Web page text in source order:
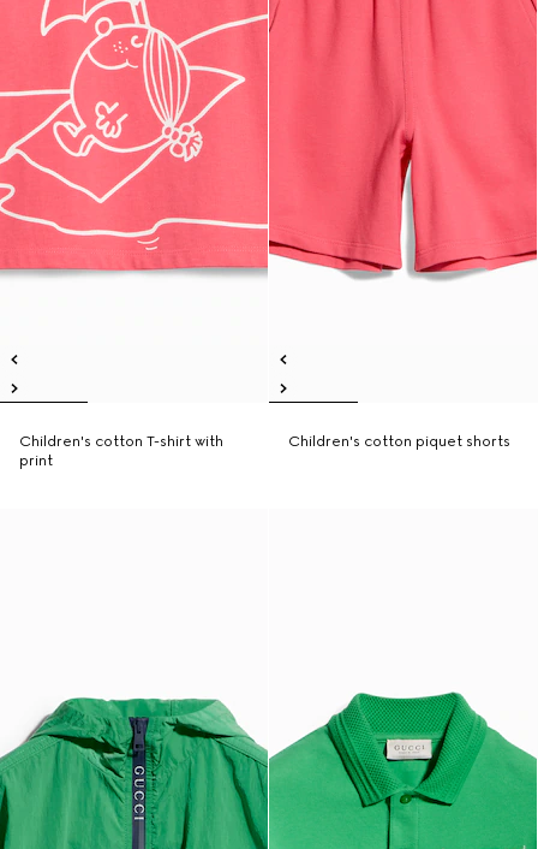
Children's cotton T-shirt with
print
Children's cotton piquet shorts